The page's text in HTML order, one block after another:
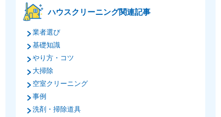
ハウスクリーニング関連記事
業者選び
基礎知識
やり方・コツ
大掃除
空室クリーニング
事例
洗剤・掃除道具